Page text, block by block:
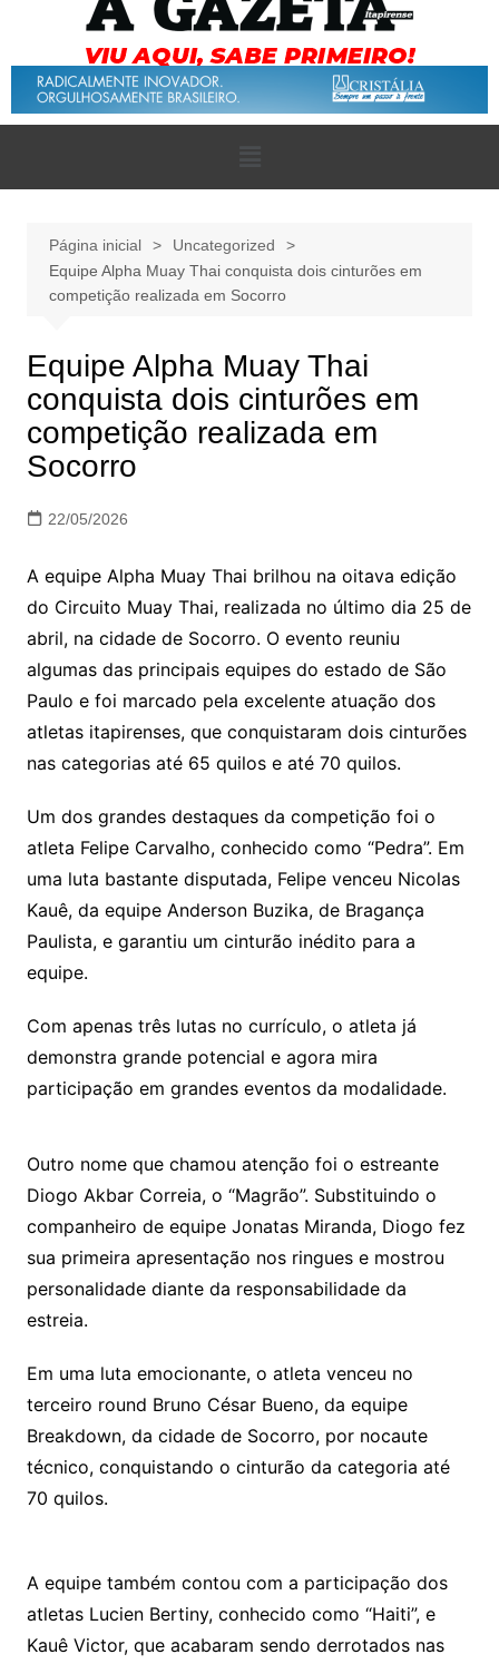
Página inicial
Uncategorized
Equipe Alpha Muay Thai conquista dois cinturões em
competição realizada em Socorro
Equipe Alpha Muay Thai
conquista dois cinturões em
competição realizada em
Socorro
22/05/2026
A equipe Alpha Muay Thai brilhou na oitava edição
do Circuito Muay Thai, realizada no último dia 25 de
abril, na cidade de Socorro. O evento reuniu
algumas das principais equipes do estado de São
Paulo e foi marcado pela excelente atuação dos
atletas itapirenses, que conquistaram dois cinturões
nas categorias até 65 quilos e até 70 quilos.
Um dos grandes destaques da competição foi o
atleta Felipe Carvalho, conhecido como “Pedra”. Em
uma luta bastante disputada, Felipe venceu Nicolas
Kauê, da equipe Anderson Buzika, de Bragança
Paulista, e garantiu um cinturão inédito para a
equipe.
Com apenas três lutas no currículo, o atleta já
demonstra grande potencial e agora mira
participação em grandes eventos da modalidade.
Outro nome que chamou atenção foi o estreante
Diogo Akbar Correia, o “Magrão”. Substituindo o
companheiro de equipe Jonatas Miranda, Diogo fez
sua primeira apresentação nos ringues e mostrou
personalidade diante da responsabilidade da
estreia.
Em uma luta emocionante, o atleta venceu no
terceiro round Bruno César Bueno, da equipe
Breakdown, da cidade de Socorro, por nocaute
técnico, conquistando o cinturão da categoria até
70 quilos.
A equipe também contou com a participação dos
atletas Lucien Bertiny, conhecido como “Haiti”, e
Kauê Victor, que acabaram sendo derrotados nas